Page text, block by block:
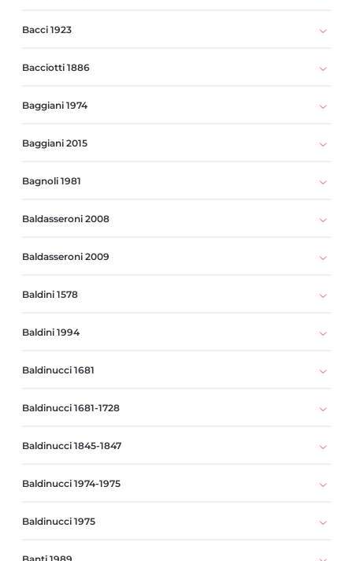
Bacci 1923
Bacciotti 1886
Baggiani 1974
Baggiani 2015
Bagnoli 1981
Baldasseroni 2008
Baldasseroni 2009
Baldini 1578
Baldini 1994
Baldinucci 1681
Baldinucci 1681-1728
Baldinucci 1845-1847
Baldinucci 1974-1975
Baldinucci 1975